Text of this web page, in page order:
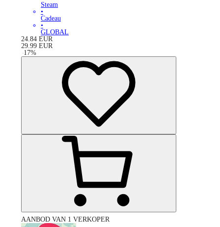
Steam
•
Cadeau
•
GLOBAL
24.84 EUR
29.99 EUR
-17%
AANBOD VAN 1 VERKOPER